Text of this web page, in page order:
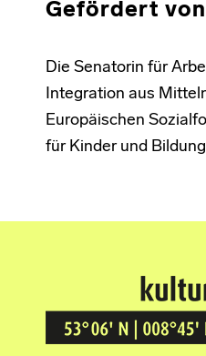
Gefördert von
Die Senatorin für
Integration aus
Europäischen
für Kinder und
Kultur Vor Ort
BREMEN GRÖPELINGEN